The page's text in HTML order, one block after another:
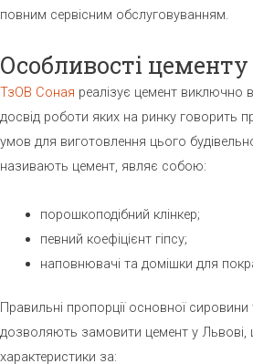
повним сервісним обслуговуванням.
Особливості цементу
ТзОВ Соная реалізує цемент виключно
досвід роботи яких на ринку говорить
умов для виготовлення цього
називають цемент, являє собою:
порошкоподібний клінкер;
певний коефіцієнт гіпсу;
наповнювачі та домішки для
Правильні пропорції основної сировини
дозволяють замовити цемент у Львові,
характеристики за: